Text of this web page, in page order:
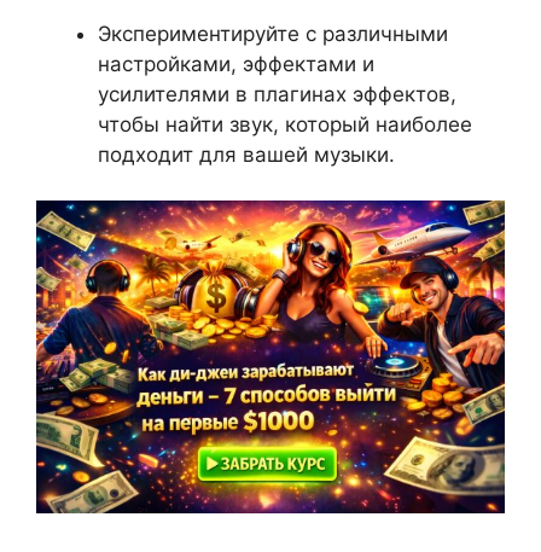
Экспериментируйте с различными
настройками, эффектами и
усилителями в плагинах эффектов,
чтобы найти звук, который наиболее
подходит для вашей музыки.